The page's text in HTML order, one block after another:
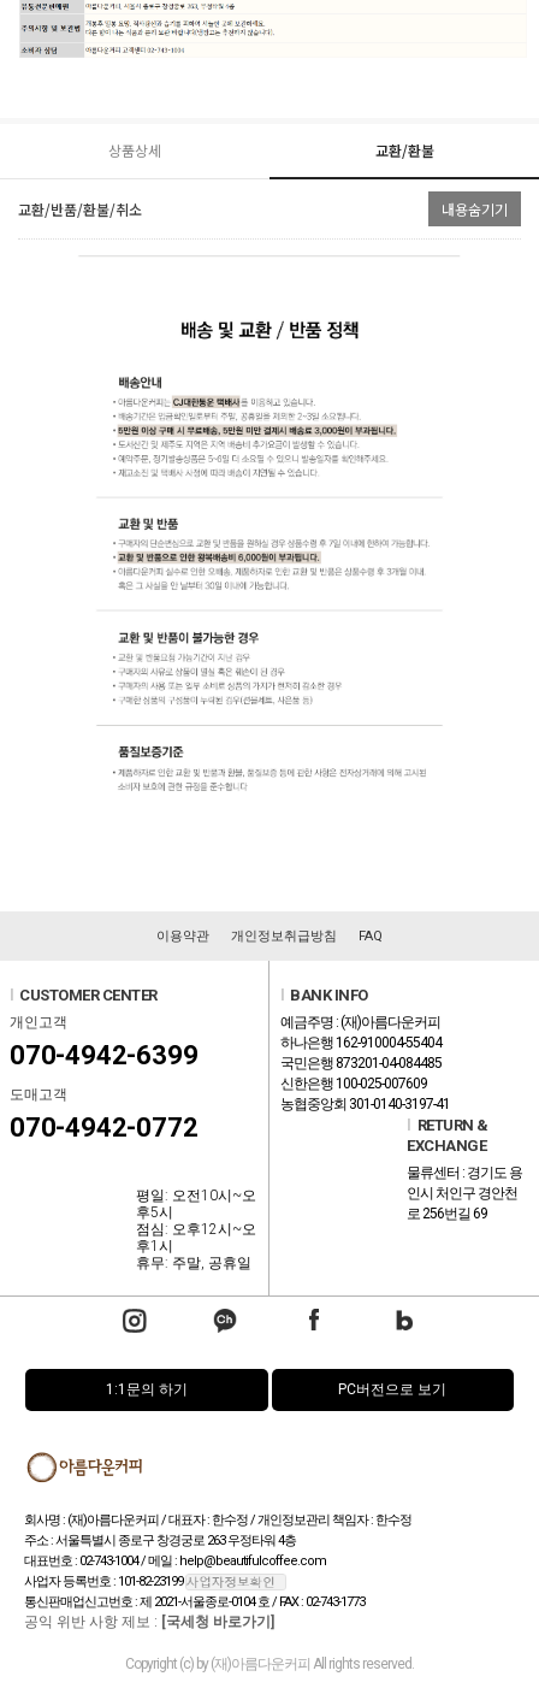
상품상세 교환/환불
교환/반품/환불/취소 내용숨기기
이용약관 개인정보취급방침 FAQ
CUSTOMER CENTER
개인고객
070-4942-6399
도매고객
070-4942-0772
평일: 오전10시~오
후5시
점심: 오후12시~오
후1시
휴무: 주말, 공휴일
BANK INFO
예금주명 : (재)아름다운커피
하나은행 162-910004-55404
국민은행 873201-04-084485
신한은행 100-025-007609
농협중앙회 301-0140-3197-41
RETURN &
EXCHANGE
물류센터 : 경기도 용
인시 처인구 경안천
로 256번길 69
1:1문의 하기 PC버전으로 보기
회사명 : (재)아름다운커피 / 대표자 : 한수정 / 개인정보관리 책임자 : 한수정
주소 : 서울특별시 종로구 창경궁로 263 우정타워 4층
대표번호 : 02-743-1004 / 메일 : help@beautifulcoffee.com
사업자 등록번호 : 101-82-23199
통신판매업신고번호 : 제 2021-서울종로-0104 호 / FAX : 02-743-1773
공익 위반 사항 제보 : [국세청 바로가기]
Copyright (c) by (재)아름다운커피 All rights reserved.